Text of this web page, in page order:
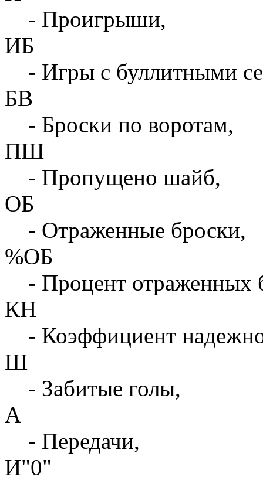
- Проигрыши,
ИБ
- Игры с буллитными
БВ
- Броски по воротам,
ПШ
- Пропущено шайб,
ОБ
- Отраженные броски,
%ОБ
- Процент отраженных
КН
- Коэффициент
Ш
- Забитые голы,
А
- Передачи,
И"0"